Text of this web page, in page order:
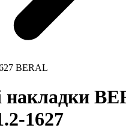
BERAL
накладки
1627